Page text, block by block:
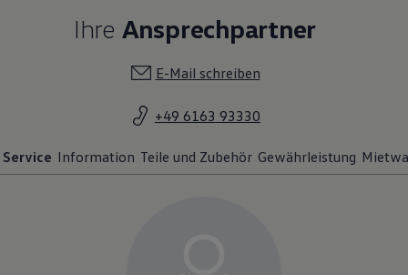
Ihre Ansprechpartner
E-Mail schreiben
+49 6163 93330
Service Information Teile und Zubehör Gewährleistung